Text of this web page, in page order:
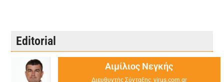
Editorial
Αιμίλιος Νεγκής
Διευθυντής Σύνταξης, virus.com.gr